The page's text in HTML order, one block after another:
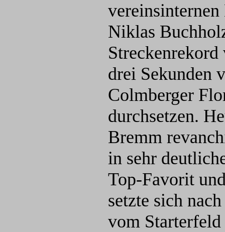
Niklas
drei Sekunden
Colmberger
durchsetzen.
Bremm
in sehr
Top-Favorit
setzte sich
vom